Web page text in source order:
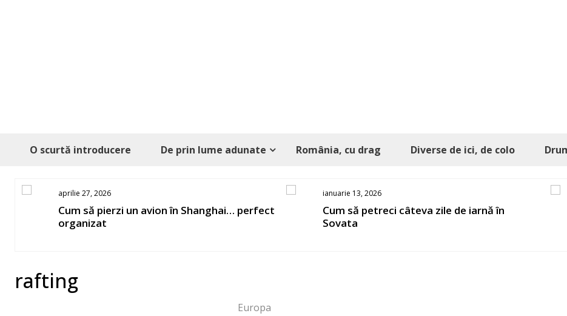
O scurtă introducere De prin lume adunate România, cu drag Diverse de ici, de colo
ianuarie 13, 2026
Cum să petreci câteva zile de iarnă în
Sovata
octombrie 29, 2025
Oamenii care dau viață călătoriilor mele
rafting
Europa